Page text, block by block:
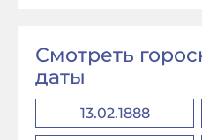
Смотреть
даты
13.02.1888